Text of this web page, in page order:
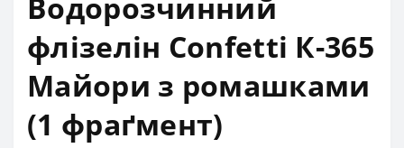
Водорозчинний
флізелін Confetti К-365
Майори з ромашками
(1 фраґмент)